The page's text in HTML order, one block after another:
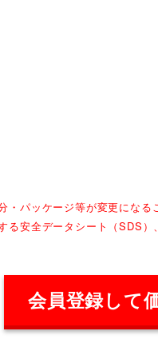
・パッケージ等が変更になる
る安全データシート（SDS
会員登録して